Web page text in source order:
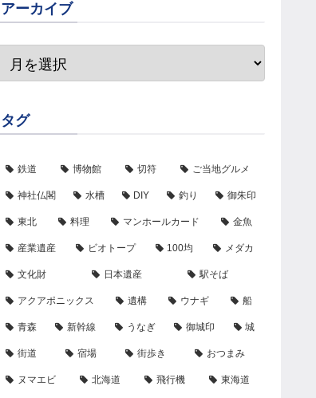
アーカイブ
タグ
鉄道 博物館 切符 ご当地グルメ
神社仏閣 水槽 DIY 釣り 御朱印
東北 料理 マンホールカード 金魚
産業遺産 ビオトープ 100均 メダカ
文化財 日本遺産 駅そば
アクアポニックス 遺構 ウナギ 船
青森 新幹線 うなぎ 御城印 城
街道 宿場 街歩き おつまみ
ヌマエビ 北海道 飛行機 東海道